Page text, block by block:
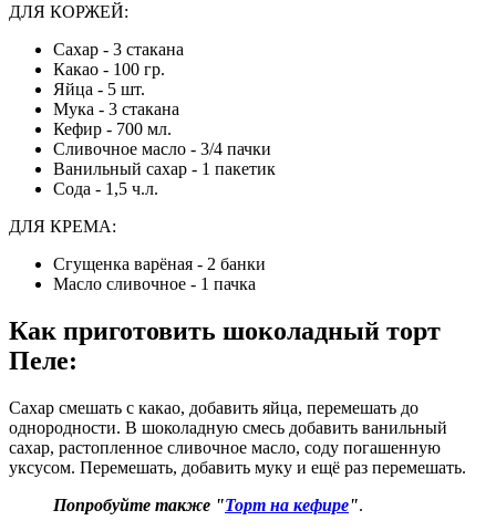
ДЛЯ КОРЖЕЙ:
Сахар - 3 стакана
Какао - 100 гр.
Яйца - 5 шт.
Мука - 3 стакана
Кефир - 700 мл.
Сливочное масло - 3/4 пачки
Ванильный сахар - 1 пакетик
Сода - 1,5 ч.л.
ДЛЯ КРЕМА:
Сгущенка варёная - 2 банки
Масло сливочное - 1 пачка
Как приготовить шоколадный торт
Пеле:
Сахар смешать с какао, добавить яйца, перемешать до
однородности. В шоколадную смесь добавить ванильный
сахар, растопленное сливочное масло, соду погашенную
уксусом. Перемешать, добавить муку и ещё раз перемешать.
Попробуйте также "Торт на кефире".